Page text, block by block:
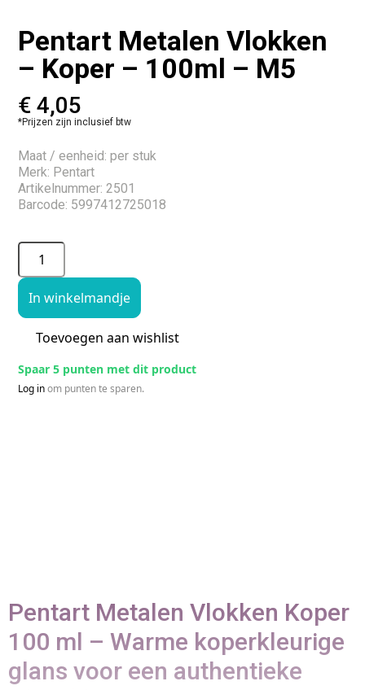
Pentart Metalen Vlokken
– Koper – 100ml – M5
€ 4,05
*Prijzen zijn inclusief btw
Maat / eenheid: per stuk
Merk: Pentart
Artikelnummer: 2501
Barcode: 5997412725018
In winkelmandje
Toevoegen aan wishlist
Spaar 5 punten met dit product
Log inom punten te sparen.
Pentart Metalen Vlokken Koper
100 ml – Warme koperkleurige
glans voor een authentieke